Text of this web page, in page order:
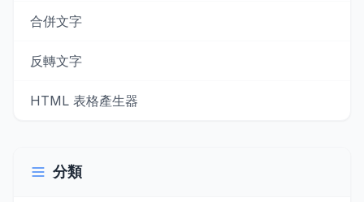
合併文字
反轉文字
HTML 表格產生器
分類